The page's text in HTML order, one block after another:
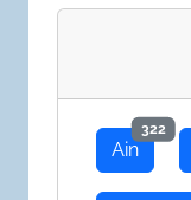
Ain
322